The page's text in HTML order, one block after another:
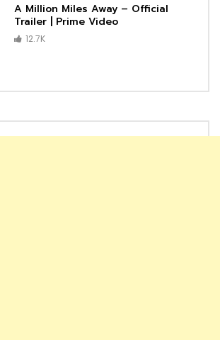
A Million Miles Away – Official
Trailer | Prime Video
12.7K